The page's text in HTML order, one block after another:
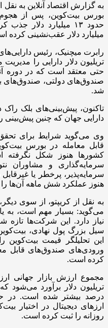
به گزارش اقتصاد آنلاین به نقل
میلیارد دلار عقب‌نشینی کرده
تریلیون دلار دارایی را
حتی معتقد است که در دوره
صندوق‌های دولتی، صندوق‌های
شد.
تاکنون، پیش‌بینی‌های بلک
دارایی جهان که چنین پیش‌بینی
وی می‌گوید شرایط برای
قابل معامله در بورس
کشورها هنوز شکل نگرفته
سرمایه‌گذاری و مشاوران
سرمایه‌پذیر، پرخطر یا
هنوز عملکرد شش ماهه آن‌ها را
به نقل از کریپتو، از سوی
می‌گوید: بسیار مهم است، به
نیاز دارد. این شرکت‌ها تازه
سیل بزرگ پول نهادی،
ورودی‌های صندوق‌های قابل
کرده است.
روزانه را ثبت کرده است.